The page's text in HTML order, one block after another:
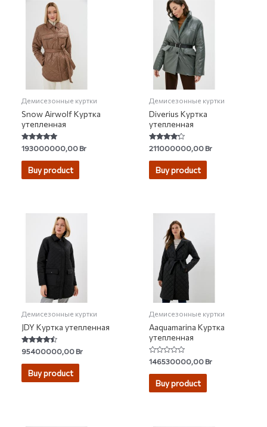
Демисезонные куртки
Snow Airwolf Куртка
утепленная
Rated
5.00
out of 5
193000000,00Br
Buy product
Демисезонные куртки
Diverius Куртка
утепленная
Rated
4.00
out of 5
211000000,00Br
Buy product
Демисезонные куртки
JDY Куртка утепленная
Rated
4.25
out of 5
95400000,00Br
Buy product
Демисезонные куртки
Aaquamarina Куртка
утепленная
Rated
0
out
146530000,00Br
Buy product